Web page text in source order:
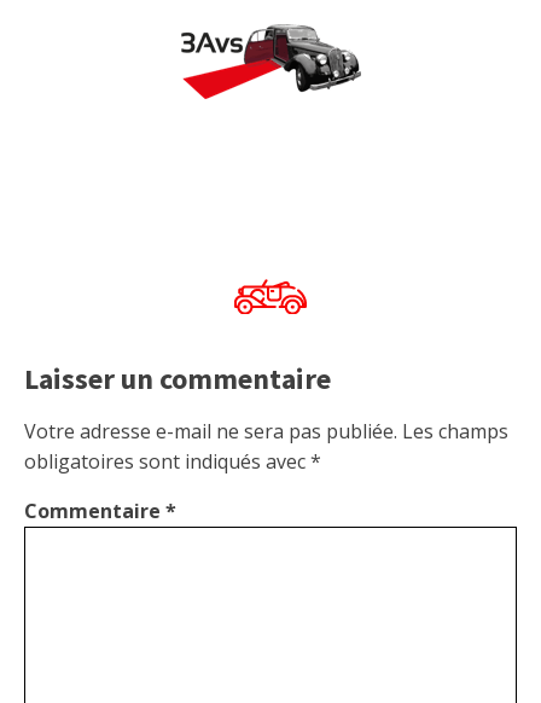
Laisser un commentaire
Votre adresse e-mail ne sera pas publiée. Les champs
obligatoires sont indiqués avec*
Commentaire *